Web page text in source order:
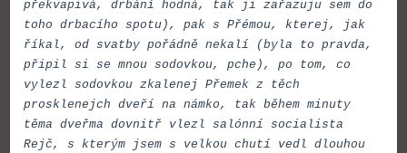
překvapivá, drbání hodná, tak ji zařazuju sem do
toho drbacího spotu), pak s Přémou, kterej, jak
říkal, od svatby pořádně nekalí (byla to pravda,
připil si se mnou sodovkou, pche), po tom, co
vylezl sodovkou zkalenej Přemek z těch
prosklenejch dveří na námko, tak během minuty
těma dveřma dovnitř vlezl salónní socialista
Rejč, s kterým jsem s velkou chutí vedl dlouhou